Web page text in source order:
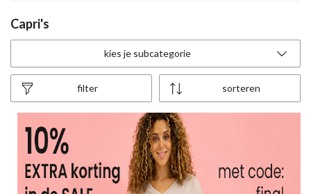
Capri's
kies je subcategorie
sorteren
filter